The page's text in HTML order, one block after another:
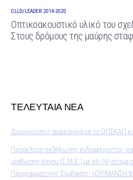
CLLD/LEADER 2014-2020
Οπτικοακουστικό υλικό του
Στους δρόμους της μαύρης
ΤΕΛΕΥΤΑΙΑ ΝΕΑ
Διευκρινίσεις αναφορικά με το ΟΠΣΚΑΠ
Πρόσκληση εκδήλωσης ενδιαφέροντος
μίσθωσης έργου (Σ.Μ.Ε.) με έξι (6) άτομα
Προγραμματικής Σύμβασης: «ΩΡΙΜΑΝΣΗ